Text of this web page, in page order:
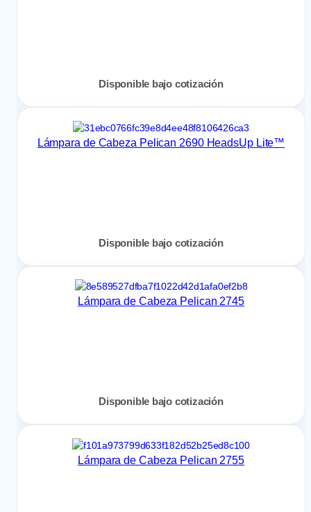
Disponible bajo cotización
Lámpara de Cabeza Pelican 2690 HeadsUp Lite™
Disponible bajo cotización
Lámpara de Cabeza Pelican 2745
Disponible bajo cotización
Lámpara de Cabeza Pelican 2755